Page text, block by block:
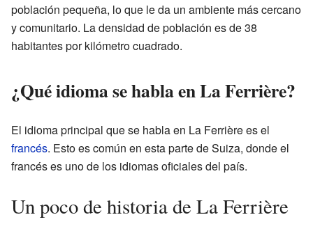
población pequeña, lo que le da un ambiente más cercano
y comunitario. La densidad de población es de 38
habitantes por kilómetro cuadrado.
¿Qué idioma se habla en La Ferrière?
El idioma principal que se habla en La Ferrière es el
francés. Esto es común en esta parte de Suiza, donde el
francés es uno de los idiomas oficiales del país.
Un poco de historia de La Ferrière